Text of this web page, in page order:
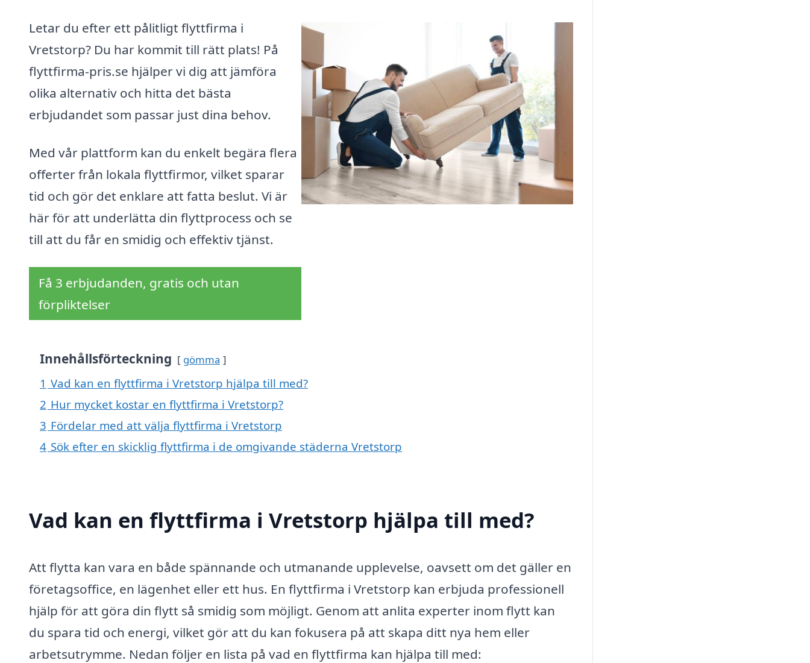
Letar du efter ett pålitligt flyttfirma i
Vretstorp? Du har kommit till rätt plats! På
flyttfirma-pris.se hjälper vi dig att jämföra
olika alternativ och hitta det bästa
erbjudandet som passar just dina behov.
Med vår plattform kan du enkelt begära flera
offerter från lokala flyttfirmor, vilket sparar
tid och gör det enklare att fatta beslut. Vi är
här för att underlätta din flyttprocess och se
till att du får en smidig och effektiv tjänst.
Få 3 erbjudanden, gratis och utan
förpliktelser
Innehållsförteckning gömma
1 Vad kan en flyttfirma i Vretstorp hjälpa till med?
2 Hur mycket kostar en flyttfirma i Vretstorp?
3 Fördelar med att välja flyttfirma i Vretstorp
4 Sök efter en skicklig flyttfirma i de omgivande städerna Vretstorp
Vad kan en flyttfirma i Vretstorp hjälpa till med?
Att flytta kan vara en både spännande och utmanande upplevelse, oavsett om det gäller en
företagsoffice, en lägenhet eller ett hus. En flyttfirma i Vretstorp kan erbjuda professionell
hjälp för att göra din flytt så smidig som möjligt. Genom att anlita experter inom flytt kan
du spara tid och energi, vilket gör att du kan fokusera på att skapa ditt nya hem eller
arbetsutrymme. Nedan följer en lista på vad en flyttfirma kan hjälpa till med: